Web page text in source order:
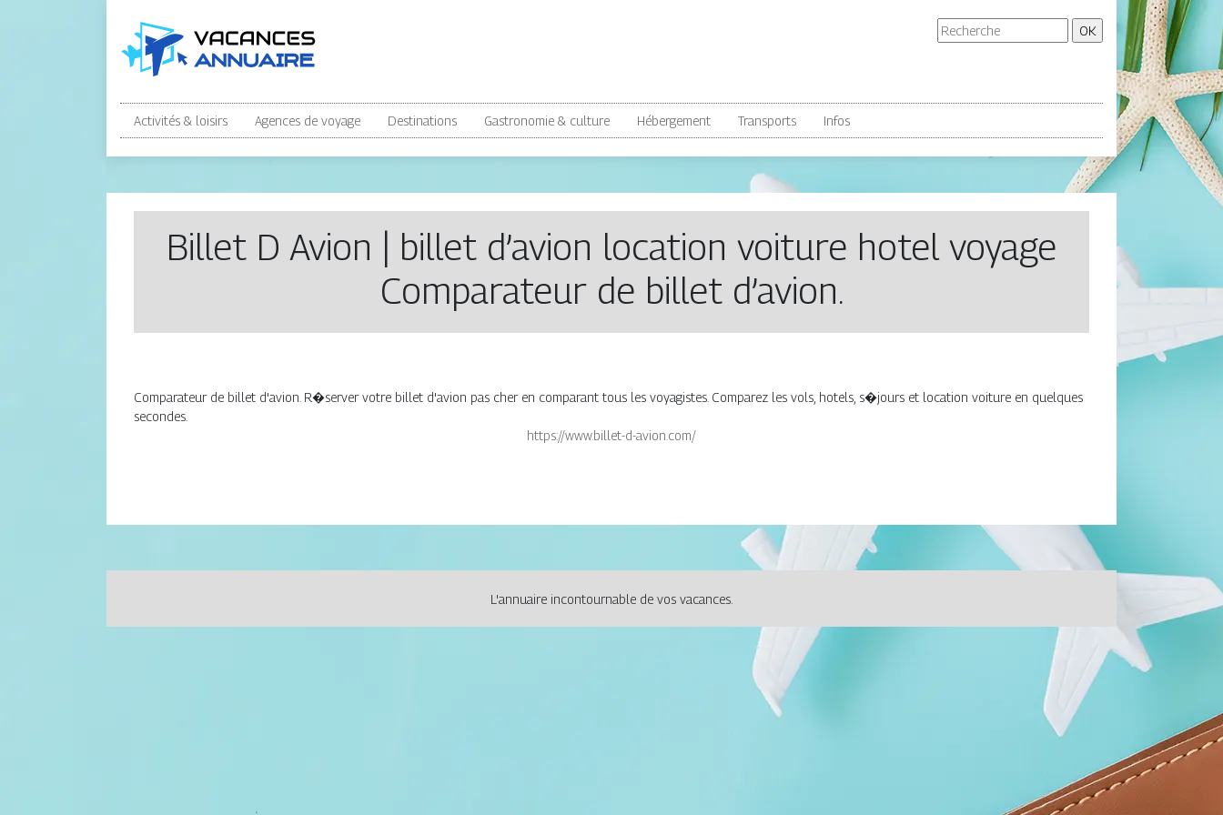
Activités & loisirs Agences de voyage Destinations Gastronomie & culture Hébergement Transports Infos
Billet D Avion | billet d’avion location voiture hotel voyage
Comparateur de billet d’avion.
Comparateur de billet d'avion. R�server votre billet d'avion pas cher en comparant tous les voyagistes. Comparez les vols, hotels, s�jours et location voiture en quelques
secondes.
https://www.billet-d-avion.com/
L'annuaire incontournable de vos vacances.